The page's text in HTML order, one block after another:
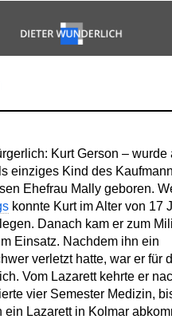
Kurt Gerson – wurde
einziges Kind des
Ehefrau Mally geboren.
konnte Kurt im Alter von 17
Danach kam er zum
Einsatz. Nachdem ihn ein
verletzt hatte, war er für
Vom Lazarett kehrte er
vier Semester Medizin,
ein Lazarett in Kolmar